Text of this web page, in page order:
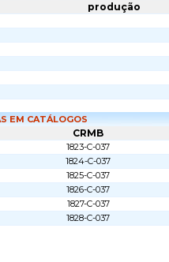
produção
EM CATÁLOGOS
CRMB
1823-C-037
1824-C-037
1825-C-037
1826-C-037
1827-C-037
1828-C-037